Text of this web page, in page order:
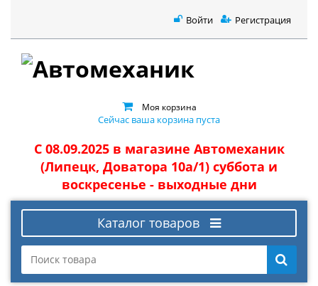
Войти Регистрация
Моя корзина
Сейчас ваша корзина пуста
С 08.09.2025 в магазине Автомеханик
(Липецк, Доватора 10а/1) суббота и
воскресенье - выходные дни
Каталог товаров